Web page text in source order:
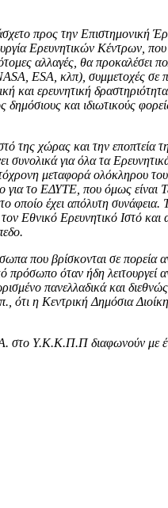
προς την
Ερευνητικών Κέντρων,
αλλαγές, θα προκαλέσει
ESA, κλπ), συμμετοχές
και ερευνητική
και ιδιωτικούς
της χώρας και την
συνολικά για όλα τα
μεταφορά ολόκληρου
το ΕΔΥΤΕ, που όμως είναι
οποίο έχει απόλυτη
Εθνικό Ερευνητικό Ιστό και
που βρίσκονται σε πορεία
όταν ήδη λειτουργεί
πανελλαδικά και
η Κεντρική Δημόσια
στο Υ.Κ.Κ.Π.Π διαφωνούν με